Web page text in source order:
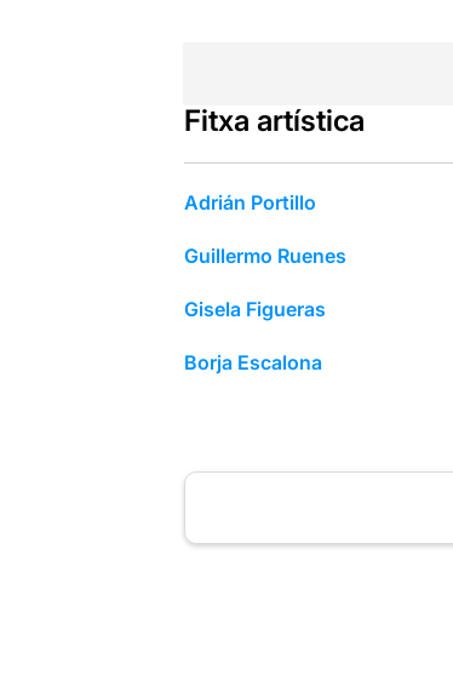
Fitxa artística
Adrián Portillo
Guillermo Ruenes
Gisela Figueras
Borja Escalona